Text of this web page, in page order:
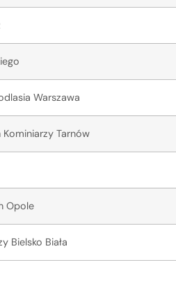
Warszawa
Tarnów
Opole
Bielsko Biała